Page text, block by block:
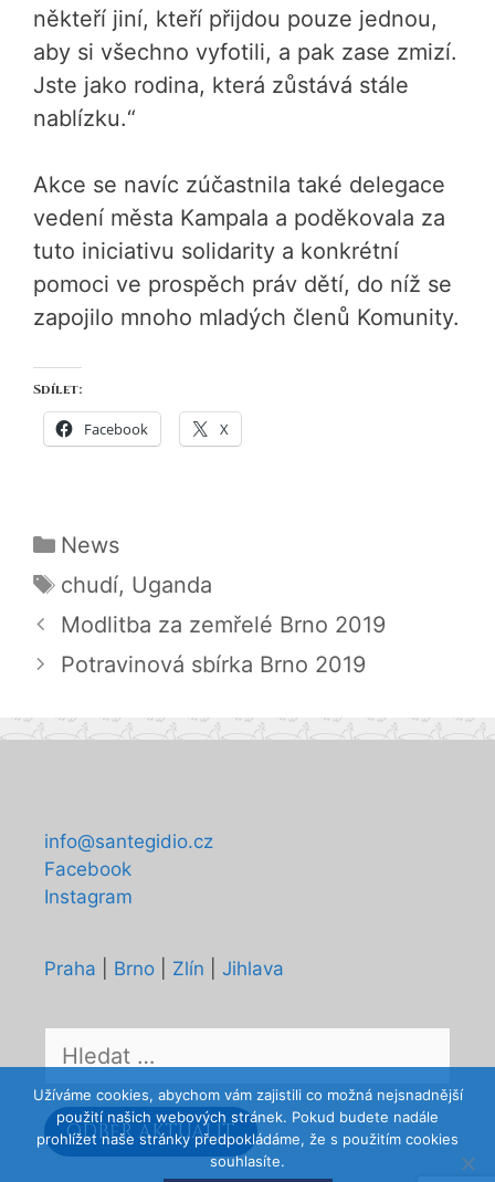
někteří jiní, kteří přijdou pouze jednou,
aby si všechno vyfotili, a pak zase zmizí.
Jste jako rodina, která zůstává stále
nablízku.“
Akce se navíc zúčastnila také delegace
vedení města Kampala a poděkovala za
tuto iniciativu solidarity a konkrétní
pomoci ve prospěch práv dětí, do níž se
zapojilo mnoho mladých členů Komunity.
Sdílet:
Facebook X
Rubriky
News
Štítky
chudí, Uganda
Modlitba za zemřelé Brno 2019
Potravinová sbírka Brno 2019
info@santegidio.cz
Facebook
Instagram
Praha Brno Zlín Jihlava
ODBĚR AKTUALIT
Užíváme cookies, abychom vám zajistili co možná nejsnadnější
použití našich webových stránek. Pokud budete nadále
prohlížet naše stránky předpokládáme, že s použitím cookies
souhlasíte.